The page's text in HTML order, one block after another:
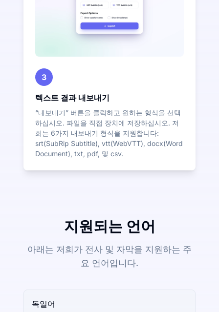
3
텍스트 결과 내보내기
“내보내기” 버튼을 클릭하고 원하는 형식을 선택
하십시오. 파일을 직접 장치에 저장하십시오. 저
희는 6가지 내보내기 형식을 지원합니다:
srt(SubRip Subtitle), vtt(WebVTT), docx(Word
Document), txt, pdf, 및 csv.
지원되는 언어
아래는 저희가 전사 및 자막을 지원하는 주
요 언어입니다.
독일어